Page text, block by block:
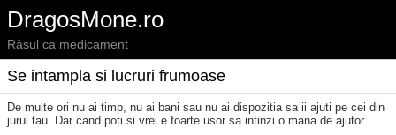
DragosMone.ro
Râsul ca medicament
Se intampla si lucruri frumoase
De multe ori nu ai timp, nu ai bani sau nu ai dispozitia sa ii ajuti pe cei din
jurul tau. Dar cand poti si vrei e foarte usor sa intinzi o mana de ajutor.